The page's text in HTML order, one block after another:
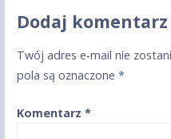
Dodaj komentarz
Twój adres e-mail nie
pola są oznaczone *
Komentarz *